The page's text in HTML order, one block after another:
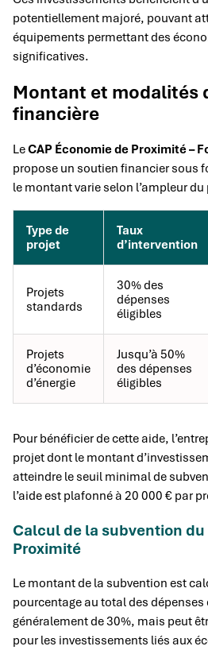
potentiellement majoré, pouvant
équipements permettant des
significatives.
Montant et modalités
financière
LeCAP Économie de Proximité –
propose un soutien financier sous
le montant varie selon l’ampleur
Type de
projet
Taux
d’intervention
Projets
standards
30% des
dépenses
éligibles
Projets
d’économie
d’énergie
Jusqu’à 50%
des dépenses
éligibles
Pour bénéficier de cette aide,
projet dont le montant
atteindre le seuil minimal de
l’aide est plafonné à 20 000 € par
Calcul de la subvention du
Proximité
Le montant de la subvention est
pourcentage au total des
généralement de 30%, mais peut
pour les investissements liés aux